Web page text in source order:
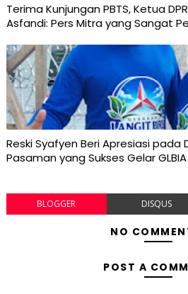
Terima Kunjungan PBTS, Ketua
Asfandi: Pers Mitra yang Sangat
Reski Syafyen Beri Apresiasi pada
Pasaman yang Sukses Gelar
BLOGGER DISQUS
NO
POST A